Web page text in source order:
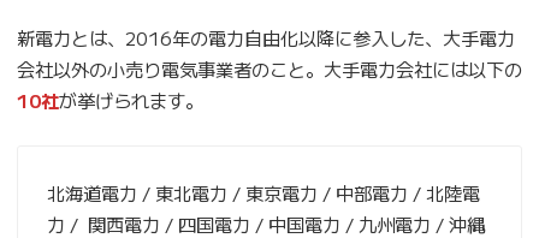
新電力とは、2016年の電力自由化以降に参入した、大手電力
会社以外の小売り電気事業者のこと。大手電力会社には以下の
10社が挙げられます。
北海道電力 / 東北電力 / 東京電力 / 中部電力 / 北陸電
力 / 関西電力 / 四国電力 / 中国電力 / 九州電力 / 沖縄